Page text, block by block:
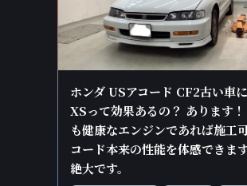
ホンダ USアコード CF2古い車
XSって効果あるの？ あります
も健康なエンジンであれば施工
コード本来の性能を体感できま
絶大です。